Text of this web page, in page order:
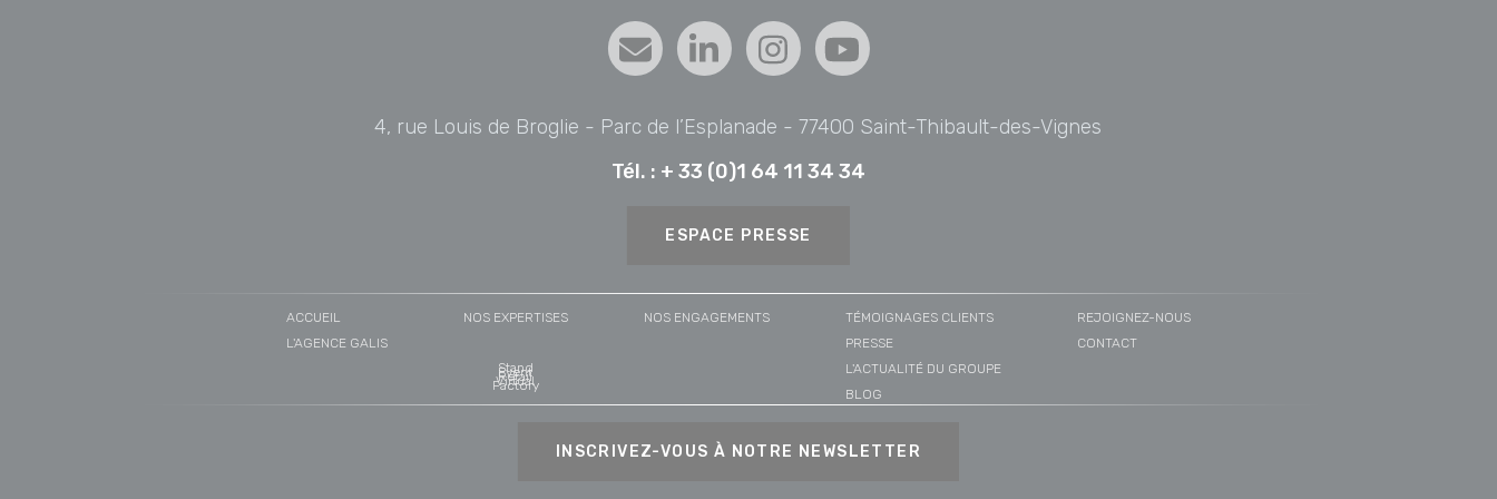
4, rue Louis de Broglie - Parc de l’Esplanade - 77400 Saint-Thibault-des-Vignes
Tél. : + 33 (0)1 64 11 34 34
ESPACE PRESSE
ACCUEIL
L'AGENCE GALIS
NOS EXPERTISES
Stand
Event
Retail
Virtual
Factory
NOS ENGAGEMENTS
TÉMOIGNAGES CLIENTS
PRESSE
L'ACTUALITÉ DU GROUPE
BLOG
REJOIGNEZ-NOUS
CONTACT
INSCRIVEZ-VOUS À NOTRE NEWSLETTER